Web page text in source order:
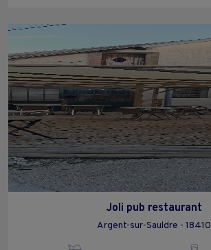
Joli pub restaurant
Argent-sur-Sauldre - 18410